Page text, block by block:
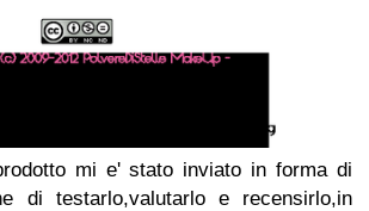
mi e' stato inviato in forma di
di testarlo,valutarlo e recensirlo,in